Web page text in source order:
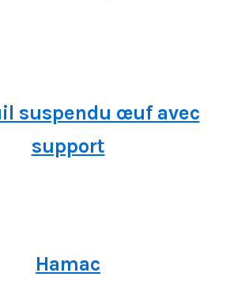
suspendu œuf avec
support
Hamac